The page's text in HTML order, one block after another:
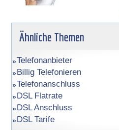
Ähnliche Themen
Telefonanbieter
Billig Telefonieren
Telefonanschluss
DSL Flatrate
DSL Anschluss
DSL Tarife